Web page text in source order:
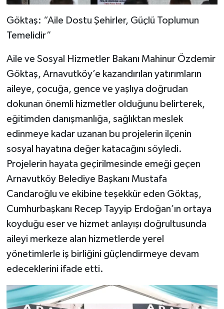
Göktaş: “Aile Dostu Şehirler, Güçlü Toplumun
Temelidir”
Aile ve Sosyal Hizmetler Bakanı Mahinur Özdemir
Göktaş, Arnavutköy’e kazandırılan yatırımların
aileye, çocuğa, gence ve yaşlıya doğrudan
dokunan önemli hizmetler olduğunu belirterek,
eğitimden danışmanlığa, sağlıktan meslek
edinmeye kadar uzanan bu projelerin ilçenin
sosyal hayatına değer katacağını söyledi.
Projelerin hayata geçirilmesinde emeği geçen
Arnavutköy Belediye Başkanı Mustafa
Candaroğlu ve ekibine teşekkür eden Göktaş,
Cumhurbaşkanı Recep Tayyip Erdoğan’ın ortaya
koyduğu eser ve hizmet anlayışı doğrultusunda
aileyi merkeze alan hizmetlerde yerel
yönetimlerle iş birliğini güçlendirmeye devam
edeceklerini ifade etti.